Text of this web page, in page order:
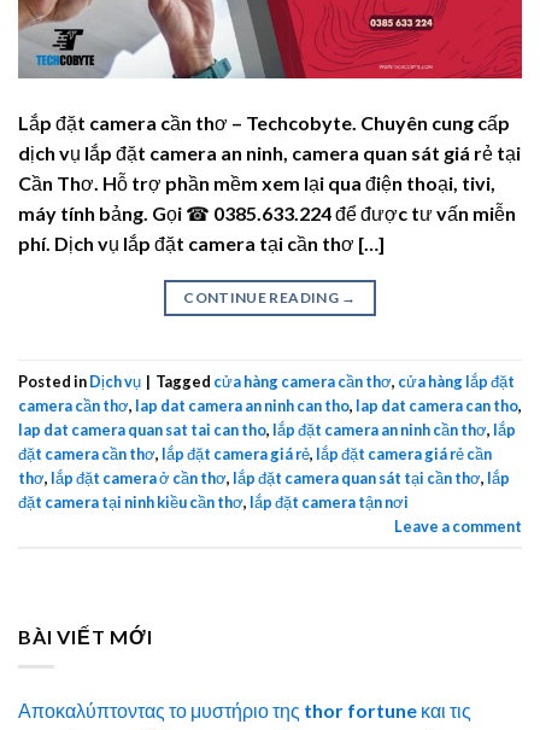
Lắp đặt camera cần thơ – Techcobyte. Chuyên cung cấp
dịch vụ lắp đặt camera an ninh, camera quan sát giá rẻ tại
Cần Thơ. Hỗ trợ phần mềm xem lại qua điện thoại, tivi,
máy tính bảng. Gọi ☎ 0385.633.224 để được tư vấn miễn
phí. Dịch vụ lắp đặt camera tại cần thơ […]
CONTINUE READING →
Posted inDịch vụ | Tagged cửa hàng camera cần thơ, cửa hàng lắp đặt
camera cần thơ, lap dat camera an ninh can tho, lap dat camera can tho,
lap dat camera quan sat tai can tho, lắp đặt camera an ninh cần thơ, lắp
đặt camera cần thơ, lắp đặt camera giá rẻ, lắp đặt camera giá rẻ cần
thơ, lắp đặt camera ở cần thơ, lắp đặt camera quan sát tại cần thơ, lắp
đặt camera tại ninh kiều cần thơ, lắp đặt camera tận nơi
Leave a comment
BÀI VIẾT MỚI
Αποκαλύπτοντας το μυστήριο της thor fortune και τις